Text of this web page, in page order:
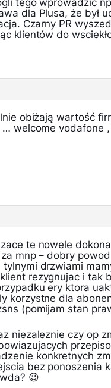
tego wprowadzić
dla Plusa, że był
Czarny PR
klientów do
obiżają wartość
welcome vodafone
te nowele
mnp – dobry
drzwiami
rezygnujac i tak
ery ktora
korzystne dla
(pomijam stan
niezaleznie czy op
konkretnych
bez ponoszenia
😉